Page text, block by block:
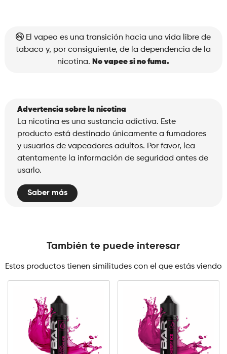
El vapeo es una transición hacia una vida libre de
tabaco y, por consiguiente, de la dependencia de la
nicotina. No vapee si no fuma.
Advertencia sobre la nicotina
La nicotina es una sustancia adictiva. Este
producto está destinado únicamente a fumadores
y usuarios de vapeadores adultos. Por favor, lea
atentamente la información de seguridad antes de
usarlo.
Saber más
También te puede interesar
Estos productos tienen similitudes con el que estás viendo